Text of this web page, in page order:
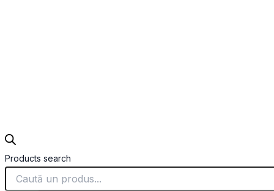
Products search